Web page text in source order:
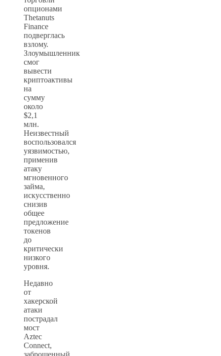
опционами
Thetanuts
Finance
подверглась
взлому.
Злоумышленник
смог
вывести
криптоактивы
на
сумму
около
$2,1
млн.
Неизвестный
воспользовался
уязвимостью,
применив
атаку
мгновенного
займа,
искусственно
снизив
общее
предложение
токенов
до
критически
низкого
уровня.
Недавно
от
хакерской
атаки
пострадал
мост
Aztec
Connect,
заброшенный